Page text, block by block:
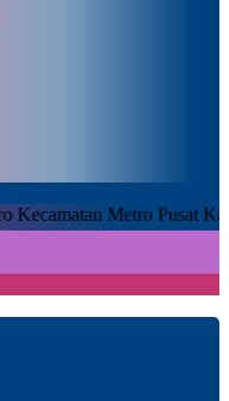
Metro Pusat Kabupaten